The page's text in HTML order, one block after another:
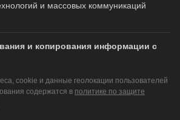
и массовых коммуникаций
и копирования информации с
cookie и данные геолокации пользователей
содержатся в политике по защите